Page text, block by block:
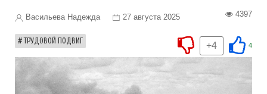
Васильева Надежда 27 августа 2025 4397
ТРУДОВОЙ ПОДВИГ 4
+4